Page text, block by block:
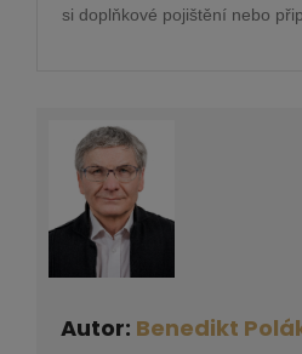
si doplňkové pojištění nebo
Autor: Benedikt